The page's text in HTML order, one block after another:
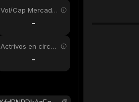
Vol/Cap Mercado
-
Actrivos en circul
-